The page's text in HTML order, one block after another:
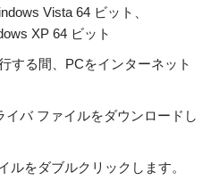
Vista 64 ビット、
XP 64 ビット
する間、PCをインターネット
イバ ファイルをダウンロードし
ルをダブルクリックします。